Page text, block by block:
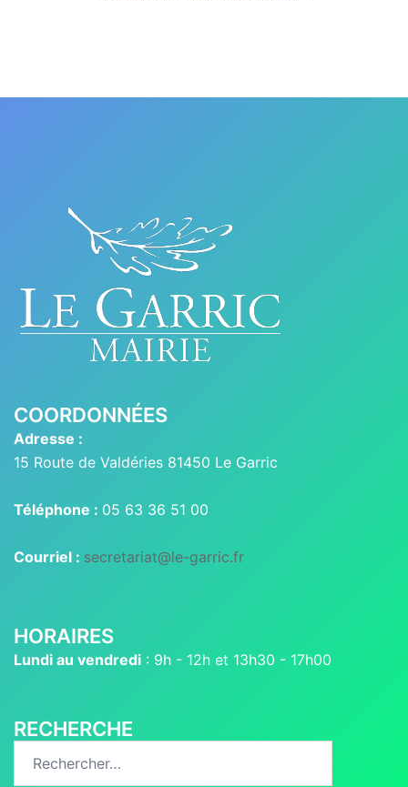
COORDONNÉES
Adresse :
15 Route de Valdéries 81450 Le Garric
Téléphone : 05 63 36 51 00
Courriel : secretariat@le-garric.fr
HORAIRES
Lundi au vendredi : 9h - 12h et 13h30 - 17h00
RECHERCHE